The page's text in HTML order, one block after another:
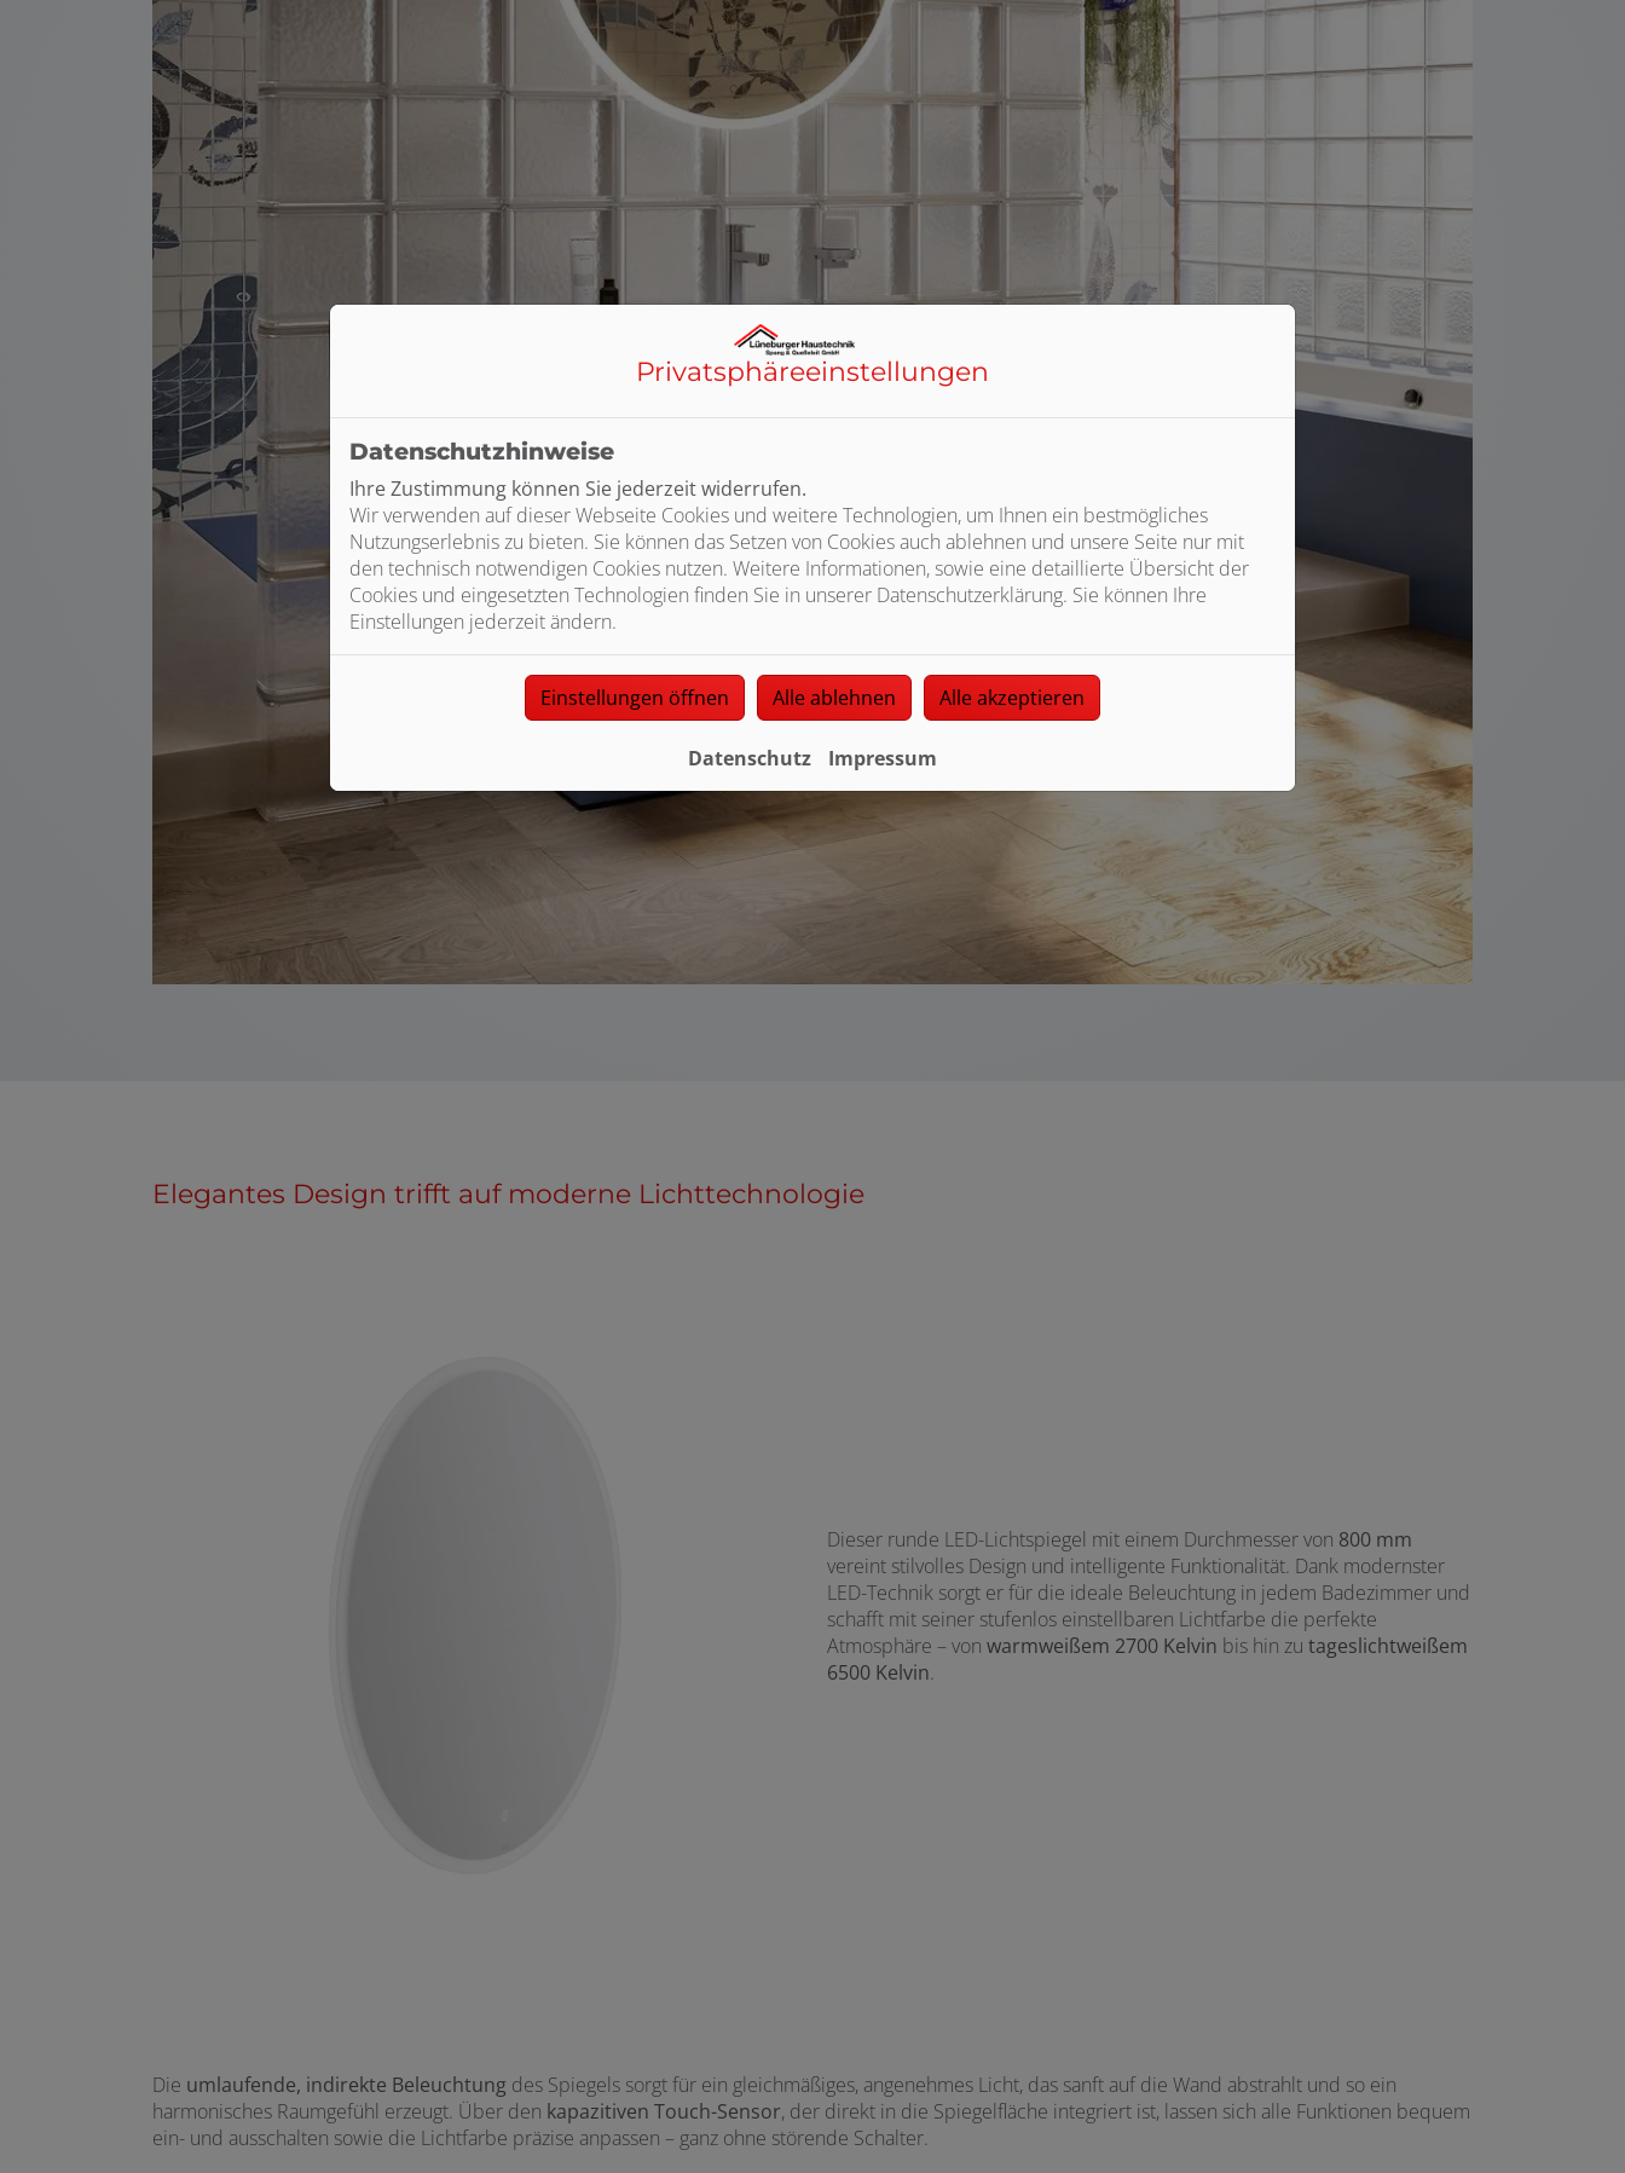
Elegantes Design trifft auf moderne Lichttechnologie
Dieser runde LED-Lichtspiegel mit einem Durchmesser von 800 mm
vereint stilvolles Design und intelligente Funktionalität. Dank modernster
LED-Technik sorgt er für die ideale Beleuchtung in jedem Badezimmer und
schafft mit seiner stufenlos einstellbaren Lichtfarbe die perfekte
Atmosphäre – von warmweißem 2700 Kelvin bis hin zu tageslichtweißem
6500 Kelvin.
Die umlaufende, indirekte Beleuchtung des Spiegels sorgt für ein gleichmäßiges, angenehmes Licht, das sanft auf die Wand abstrahlt und so ein
harmonisches Raumgefühl erzeugt. Über den kapazitiven Touch-Sensor, der direkt in die Spiegelfläche integriert ist, lassen sich alle Funktionen bequem
ein- und ausschalten sowie die Lichtfarbe präzise anpassen – ganz ohne störende Schalter.
Privatsphäre­einstellungen
Datenschutzhinweise
Ihre Zustimmung können Sie jederzeit widerrufen.
Wir verwenden auf dieser Webseite Cookies und weitere Technologien, um Ihnen ein bestmögliches
Nutzungserlebnis zu bieten. Sie können das Setzen von Cookies auch ablehnen und unsere Seite nur mit
den technisch notwendigen Cookies nutzen. Weitere Informationen, sowie eine detaillierte Übersicht der
Cookies und eingesetzten Technologien finden Sie in unserer Datenschutzerklärung. Sie können Ihre
Einstellungen jederzeit ändern.
Einstellungen öffnen Alle ablehnen Alle akzeptieren
Datenschutz Impressum